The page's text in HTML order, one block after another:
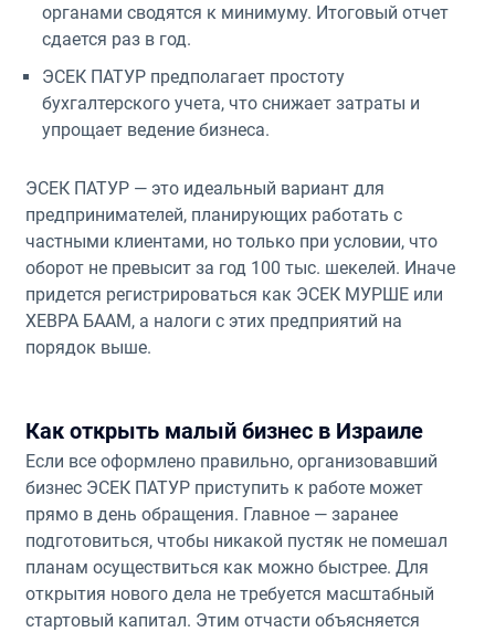
органами сводятся к минимуму. Итоговый отчет
сдается раз в год.
ЭСЕК ПАТУР предполагает простоту
бухгалтерского учета, что снижает затраты и
упрощает ведение бизнеса.
ЭСЕК ПАТУР — это идеальный вариант для
предпринимателей, планирующих работать с
частными клиентами, но только при условии, что
оборот не превысит за год 100 тыс. шекелей. Иначе
придется регистрироваться как ЭСЕК МУРШЕ или
ХЕВРА БААМ, а налоги с этих предприятий на
порядок выше.
Как открыть малый бизнес в Израиле
Если все оформлено правильно, организовавший
бизнес ЭСЕК ПАТУР приступить к работе может
прямо в день обращения. Главное — заранее
подготовиться, чтобы никакой пустяк не помешал
планам осуществиться как можно быстрее. Для
открытия нового дела не требуется масштабный
стартовый капитал. Этим отчасти объясняется